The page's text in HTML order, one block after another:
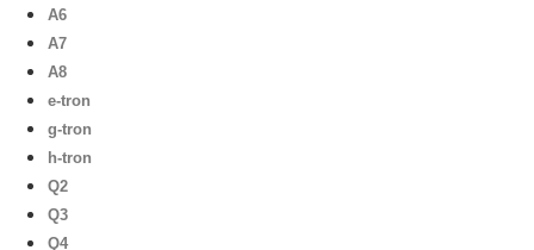
A6
A7
A8
e-tron
g-tron
h-tron
Q2
Q3
Q4